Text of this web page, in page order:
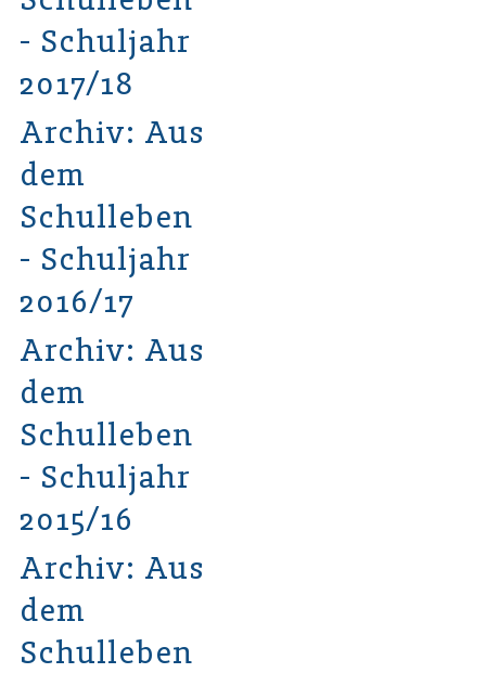
- Schuljahr
2017/18
Archiv: Aus
dem
Schulleben
- Schuljahr
2016/17
Archiv: Aus
dem
Schulleben
- Schuljahr
2015/16
Archiv: Aus
dem
Schulleben